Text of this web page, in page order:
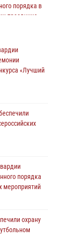
порядка в
праздника
состав
празднествах,
Фёдора
в
супруге
«Лучший
порядка
мероприятий
охрану